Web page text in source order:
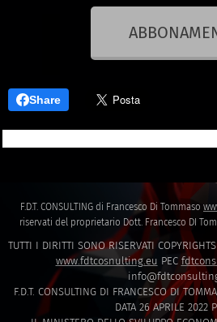
Share
F.D.T. CONSULTING di Francesco Di Tommaso
riservati del proprietario Dott. Francesco DI
TUTTI I DIRITTI SONO RISERVATI
www.fdtcosnulting.eu PEC
F.D.T. CONSULTING DI FRANCESCO DI
DATA 26 APRILE 2022